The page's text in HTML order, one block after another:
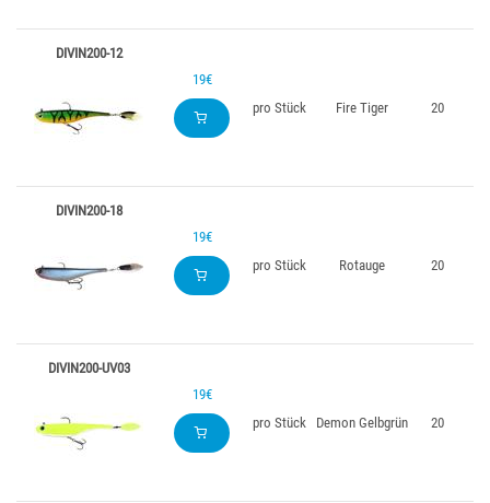
DIVIN200-12
19€
pro Stück
Fire Tiger 20
DIVIN200-18
19€
pro Stück
Rotauge 20
DIVIN200-UV03
19€
pro Stück
Demon Gelbgrün 20